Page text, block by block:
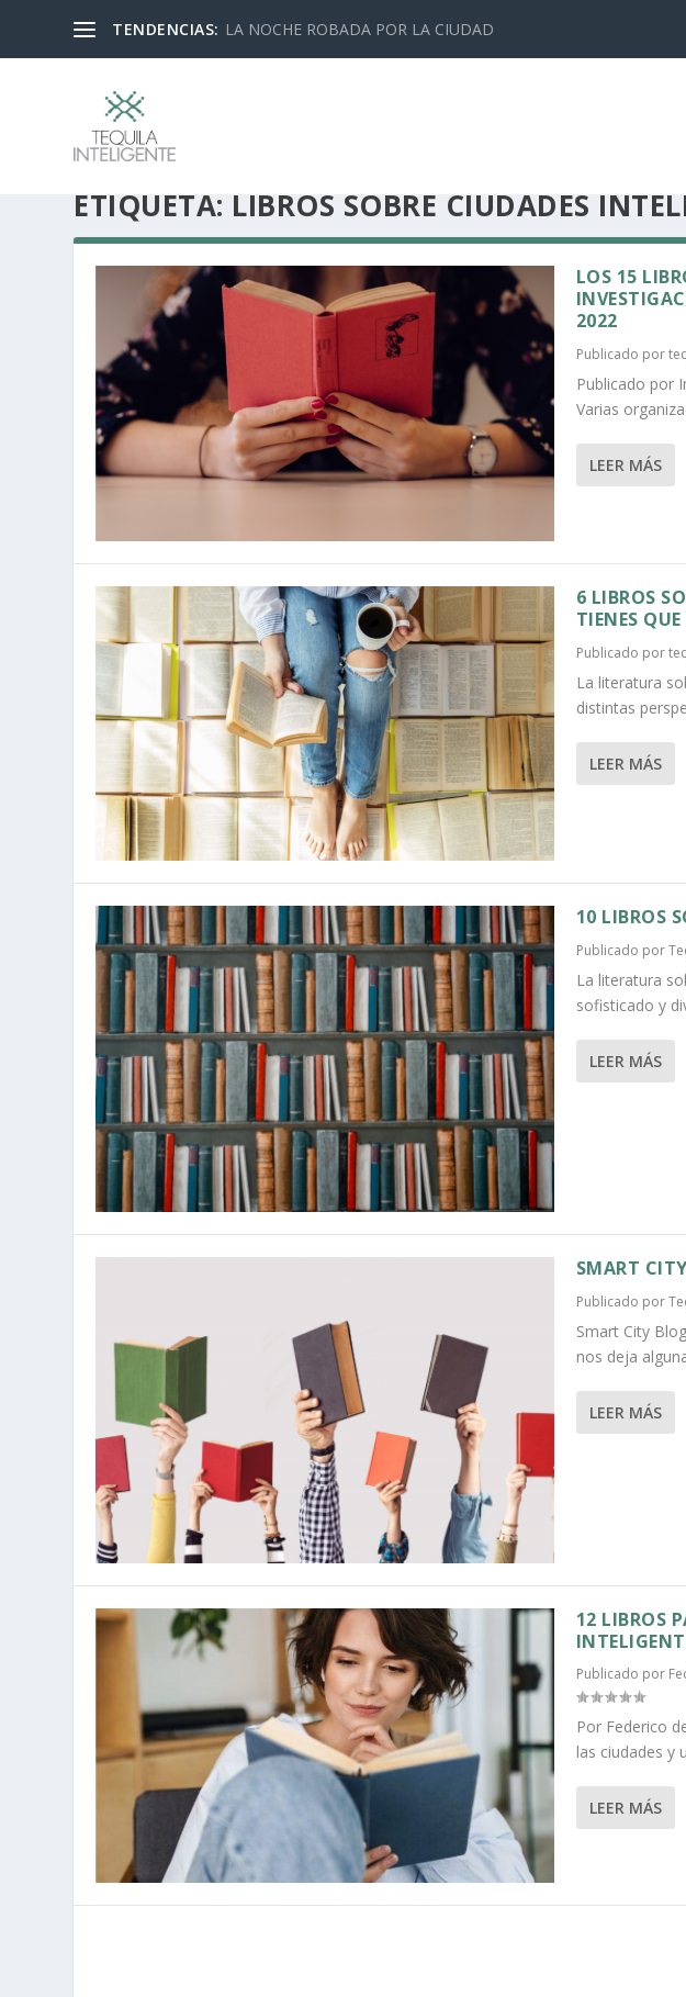
TENDENCIAS: LA NOCHE ROBADA POR LA CIUDAD
ETIQUETA: LIBROS SOBRE CIUDADES
LOS 15
2022
Publicado por
Publicado por
Varias
LEER MÁS
6 LIBROS
TIENES QUE
Publicado por
La literatura
distintas
LEER MÁS
10 LIBROS
Publicado por
La literatura
sofisticado y
LEER MÁS
SMART
Publicado por
Smart City
nos deja
LEER MÁS
12 LIBROS
Publicado por
Por Federico
las ciudades y
LEER MÁS